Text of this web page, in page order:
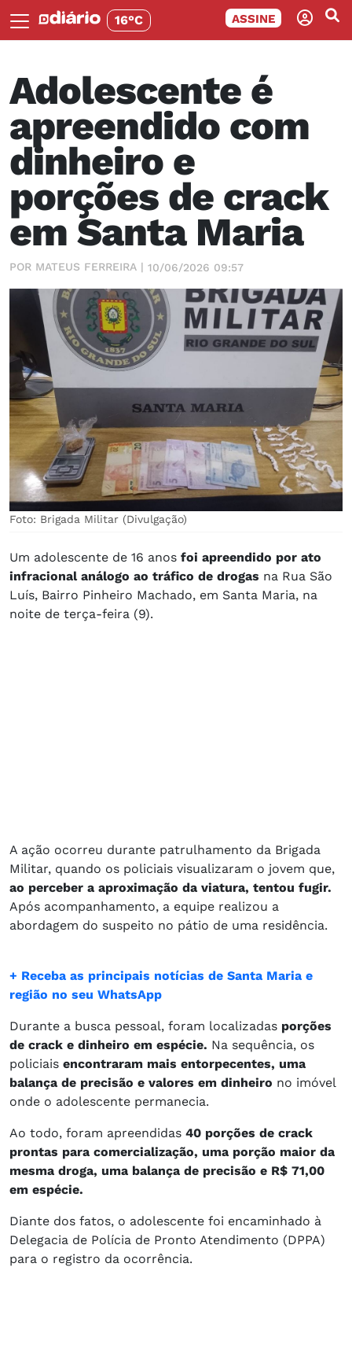
16°C ASSINE
Adolescente é
apreendido com
dinheiro e
porções de crack
em Santa Maria
POR MATEUS FERREIRA | 10/06/2026 09:57
Foto: Brigada Militar (Divulgação)
Um adolescente de 16 anos foi apreendido por ato
infracional análogo ao tráfico de drogas na Rua São
Luís, Bairro Pinheiro Machado, em Santa Maria, na
noite de terça-feira (9).
A ação ocorreu durante patrulhamento da Brigada
Militar, quando os policiais visualizaram o jovem que,
ao perceber a aproximação da viatura, tentou fugir.
Após acompanhamento, a equipe realizou a
abordagem do suspeito no pátio de uma residência.
+ Receba as principais notícias de Santa Maria e
região no seu WhatsApp
Durante a busca pessoal, foram localizadas porções
de crack e dinheiro em espécie. Na sequência, os
policiais encontraram mais entorpecentes, uma
balança de precisão e valores em dinheiro no imóvel
onde o adolescente permanecia.
Ao todo, foram apreendidas 40 porções de crack
prontas para comercialização, uma porção maior da
mesma droga, uma balança de precisão e R$ 71,00
em espécie.
Diante dos fatos, o adolescente foi encaminhado à
Delegacia de Polícia de Pronto Atendimento (DPPA)
para o registro da ocorrência.